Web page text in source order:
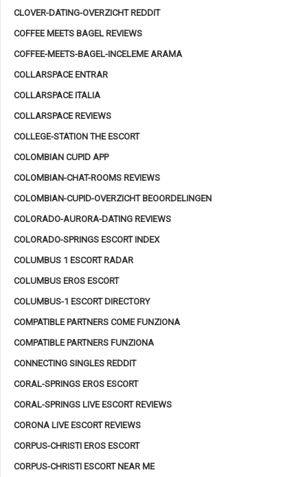
CLOVER-DATING-OVERZICHT REDDIT
COFFEE MEETS BAGEL REVIEWS
COFFEE-MEETS-BAGEL-INCELEME ARAMA
COLLARSPACE ENTRAR
COLLARSPACE ITALIA
COLLARSPACE REVIEWS
COLLEGE-STATION THE ESCORT
COLOMBIAN CUPID APP
COLOMBIAN-CHAT-ROOMS REVIEWS
COLOMBIAN-CUPID-OVERZICHT BEOORDELINGEN
COLORADO-AURORA-DATING REVIEWS
COLORADO-SPRINGS ESCORT INDEX
COLUMBUS 1 ESCORT RADAR
COLUMBUS EROS ESCORT
COLUMBUS-1 ESCORT DIRECTORY
COMPATIBLE PARTNERS COME FUNZIONA
COMPATIBLE PARTNERS FUNZIONA
CONNECTING SINGLES REDDIT
CORAL-SPRINGS EROS ESCORT
CORAL-SPRINGS LIVE ESCORT REVIEWS
CORONA LIVE ESCORT REVIEWS
CORPUS-CHRISTI EROS ESCORT
CORPUS-CHRISTI ESCORT NEAR ME